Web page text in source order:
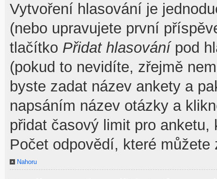
Vytvoření hlasování je
(nebo upravujete první
tlačítko Přidat hlasovánípod
(pokud to nevidíte, zřejmě
byste zadat název ankety a
napsáním název otázky a
přidat časový limit pro
Počet odpovědí, které
Nahoru